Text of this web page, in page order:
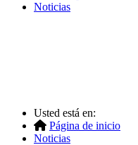
Noticias
Usted está en:
Página de inicio
Noticias